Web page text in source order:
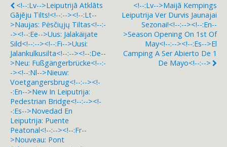
<!--:lv-->Leiputrijā Atklāts
Gājēju Tilts!<!--:--><!--:lt--
>Naujas: Pėsčiųjų Tiltas<!--:-
-><!--:ee-->Uus: Jalakäijate
Sild<!--:--><!--:fi-->Uusi:
Jalankulkusilta<!--:--><!--:de--
>Neu: Fußgängerbrücke<!--:-
-><!--:nl-->Nieuw:
Voetgangersbrug<!--:--><!-
-:en-->New In Leiputrija:
Pedestrian Bridge<!--:--><!-
-:es-->Novedad En
Leiputrija: Puente
Peatonal<!--:--><!--:fr--
>Nouveau: Pont
<!--:lv-->Maijā Kempings
Leiputrija Ver Durvis Jaunajai
Sezonai!<!--:--><!--:en--
>Season Opening On 1st Of
May<!--:--><!--:es-->El
Camping A Ser Abierto De 1
De Mayo<!--:-->